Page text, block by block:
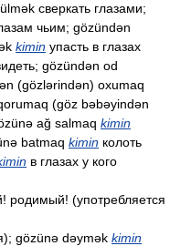
сверкать глазами;
чьим; gözündən
kimin упасть в глазах
gözündən od
(gözlərindən) oxumaq
(göz bəbəyindən
ağ salmaq kimin
batmaq kimin колоть
в глазах у кого
родимый! (употребляется
gözünə dəymək kimin